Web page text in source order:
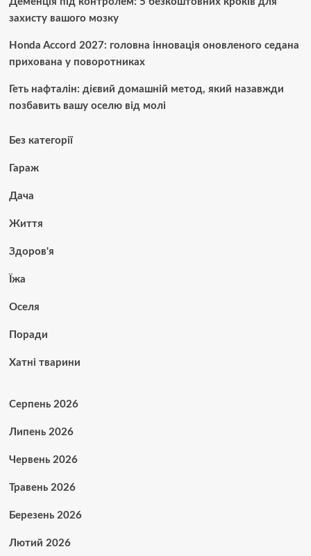
захисту вашого мозку
Honda Accord 2027: головна інновація оновленого седана
прихована у поворотниках
Геть нафталін: дієвий домашній метод, який назавжди
позбавить вашу оселю від молі
Без категорії
Гараж
Дача
Життя
Здоров'я
Їжа
Оселя
Поради
Хатні тварини
Серпень 2026
Липень 2026
Червень 2026
Травень 2026
Березень 2026
Лютий 2026